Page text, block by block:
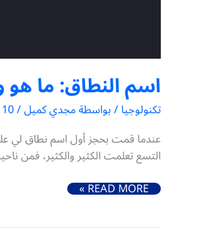
اسم النطاق: ما
تكنولوجيا/ بواسطةمجدي كميل/10 يناير، 2018
التسع تعلمت الكثير والكثير، فمن
اسم النطاق: ما هو وكيف يعمل وكيف تختار واحداً (دليل شامل)
READ MORE »